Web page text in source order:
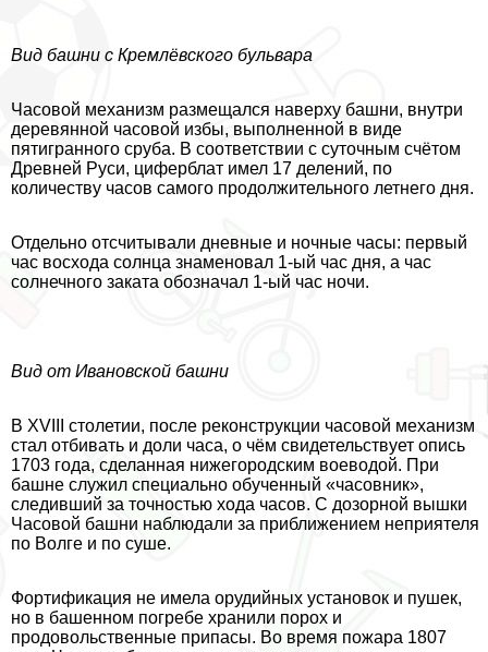
Вид башни с Кремлёвского бульвара
Часовой механизм размещался наверху башни, внутри
деревянной часовой избы, выполненной в виде
пятигранного сруба. В соответствии с суточным счётом
Древней Руси, циферблат имел 17 делений, по
количеству часов самого продолжительного летнего дня.
Отдельно отсчитывали дневные и ночные часы: первый
час восхода солнца знаменовал 1-ый час дня, а час
солнечного заката обозначал 1-ый час ночи.
Вид от Ивановской башни
В XVIII столетии, после реконструкции часовой механизм
стал отбивать и доли часа, о чём свидетельствует опись
1703 года, сделанная нижегородским воеводой. При
башне служил специально обученный «часовник»,
следивший за точностью хода часов. С дозорной вышки
Часовой башни наблюдали за приближением неприятеля
по Волге и по суше.
Фортификация не имела орудийных установок и пушек,
но в башенном погребе хранили порох и
продовольственные припасы. Во время пожара 1807